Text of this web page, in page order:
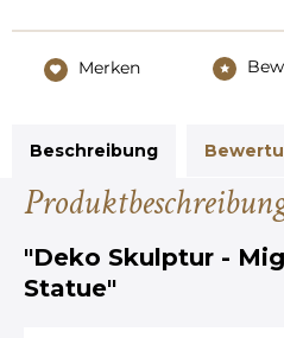
Merken
Beschreibung
"Deko Skulptur -
Statue"